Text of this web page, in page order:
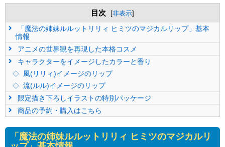
目次 [非表示]
「魔法の姉妹ルルットリリィ ヒミツのマジカルリップ」基本
情報
アニメの世界観を再現した本格コスメ
キャラクターをイメージしたカラーと香り
風(リリィ)イメージのリップ
流(ルル)イメージのリップ
限定描き下ろしイラストの特別パッケージ
商品の予約・購入はこちら
「魔法の姉妹ルルットリリィ ヒミツのマジカルリ